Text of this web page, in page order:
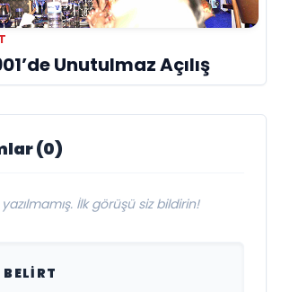
Unutulmaz Açılış
(0)
İlk görüşü siz bildirin!